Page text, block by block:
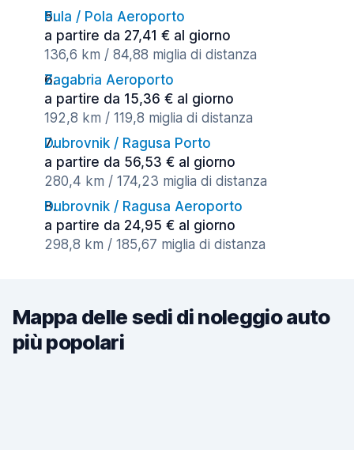
Pula / Pola Aeroporto
a partire da 27,41 € al giorno
136,6 km / 84,88 miglia di distanza
Zagabria Aeroporto
a partire da 15,36 € al giorno
192,8 km / 119,8 miglia di distanza
Dubrovnik / Ragusa Porto
a partire da 56,53 € al giorno
280,4 km / 174,23 miglia di distanza
Dubrovnik / Ragusa Aeroporto
a partire da 24,95 € al giorno
298,8 km / 185,67 miglia di distanza
Mappa delle sedi di noleggio auto
più popolari